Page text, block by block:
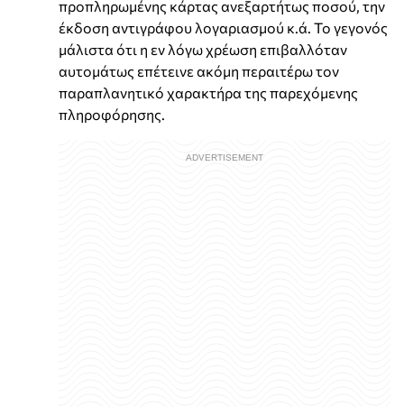
προπληρωμένης κάρτας ανεξαρτήτως ποσού, την
έκδοση αντιγράφου λογαριασμού κ.ά. Το γεγονός
μάλιστα ότι η εν λόγω χρέωση επιβαλλόταν
αυτομάτως επέτεινε ακόμη περαιτέρω τον
παραπλανητικό χαρακτήρα της παρεχόμενης
πληροφόρησης.